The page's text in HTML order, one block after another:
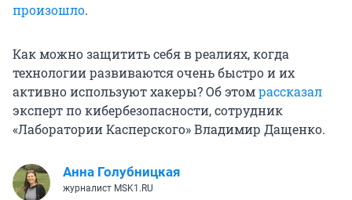
произошло.
Как можно защитить себя в реалиях, когда
технологии развиваются очень быстро и их
активно используют хакеры? Об этомрассказал
эксперт по кибербезопасности, сотрудник
«Лаборатории Касперского» Владимир Дащенко.
Анна Голубницкая
журналист MSK1.RU